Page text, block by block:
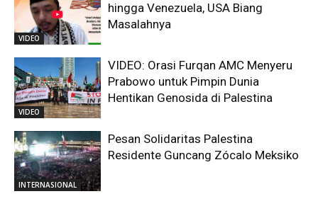
VIDEO
hingga Venezuela, USA Biang
Masalahnya
VIDEO
VIDEO: Orasi Furqan AMC Menyeru
Prabowo untuk Pimpin Dunia
Hentikan Genosida di Palestina
INTERNASIONAL
Pesan Solidaritas Palestina
Residente Guncang Zócalo Meksiko